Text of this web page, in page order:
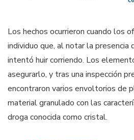
Los hechos ocurrieron cuando los
individuo que, al notar la presencia
intentó huir corriendo. Los
asegurarlo, y tras una inspección
encontraron varios envoltorios de
material granulado con las
droga conocida como cristal.